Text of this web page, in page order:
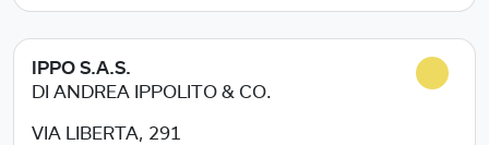
IPPO S.A.S.
DI ANDREA IPPOLITO & CO.
VIA LIBERTA, 291